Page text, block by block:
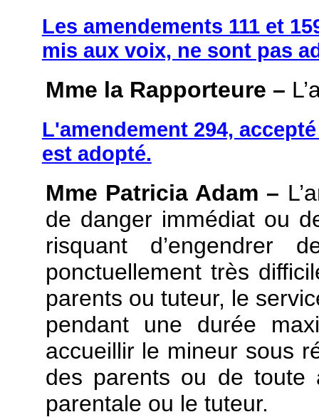
Les amendements 111 et
mis aux voix, ne sont pas
Mme la Rapporteure –
L'amendement 294,
est adopté.
Mme Patricia Adam –
de danger immédiat ou
risquant d’engendrer
ponctuellement très
parents ou tuteur, le
pendant une durée
accueillir le mineur sous
des parents ou de toute
parentale ou le tuteur.